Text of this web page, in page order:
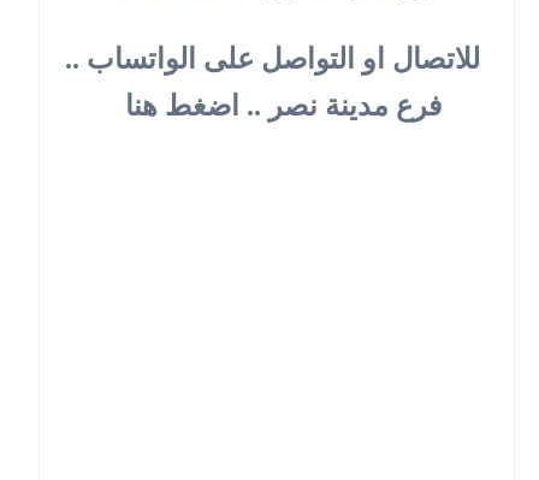
للاتصال او التواصل على الواتساب ..
فرع مدينة نصر .. اضغط هنا